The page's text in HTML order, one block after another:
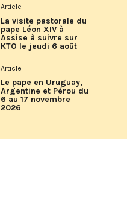
Article
La visite pastorale du
pape Léon XIV à
Assise à suivre sur
KTO le jeudi 6 août
Article
Le pape en Uruguay,
Argentine et Pérou du
6 au 17 novembre
2026